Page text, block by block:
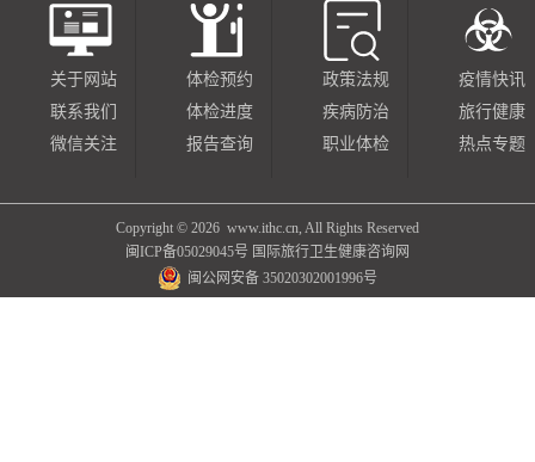
关于网站
联系我们
微信关注
体检预约
体检进度
报告查询
政策法规
疾病防治
职业体检
疫情快讯
旅行健康
热点专题
Copyright © 2026 www.ithc.cn, All Rights Reserved
闽ICP备05029045号 国际旅行卫生健康咨询网
闽公网安备 35020302001996号